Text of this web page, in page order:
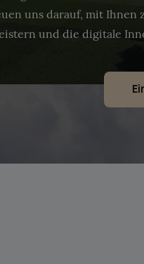
uns darauf, mit Ihnen
und die digitale